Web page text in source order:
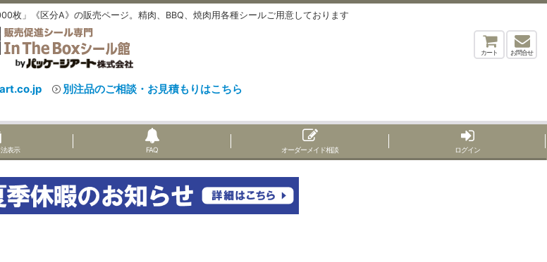
枚」《区分A》の販売ページ。精肉、BBQ、焼肉用各種シールご用意しております
別注品のご相談・お見積もりはこちら
カート お問合せ
表示 FAQ オーダーメイド相談 ログイン